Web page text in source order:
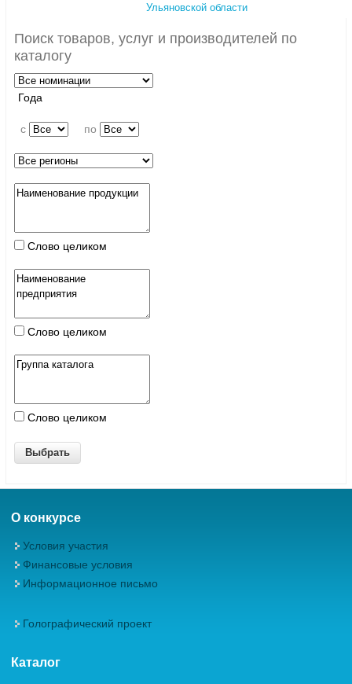
Ульяновской области
Поиск товаров, услуг и производителей по
каталогу
Года
c по
Слово целиком
Слово целиком
Слово целиком
О конкурсе
Условия участия
Финансовые условия
Информационное письмо
Голографический проект
Каталог